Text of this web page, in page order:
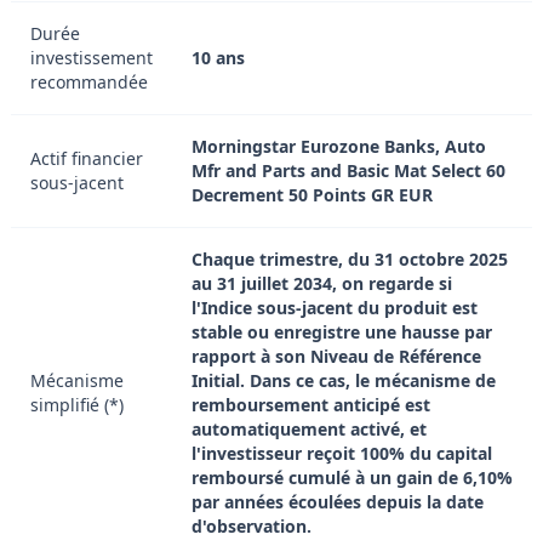
Durée
investissement
recommandée
10 ans
Actif financier
sous-jacent
Morningstar Eurozone Banks, Auto
Mfr and Parts and Basic Mat Select 60
Decrement 50 Points GR EUR
Mécanisme
simplifié (*)
Chaque trimestre, du 31 octobre 2025
au 31 juillet 2034, on regarde si
l'Indice sous-jacent du produit est
stable ou enregistre une hausse par
rapport à son Niveau de Référence
Initial. Dans ce cas, le mécanisme de
remboursement anticipé est
automatiquement activé, et
l'investisseur reçoit 100% du capital
remboursé cumulé à un gain de 6,10%
par années écoulées depuis la date
d'observation.